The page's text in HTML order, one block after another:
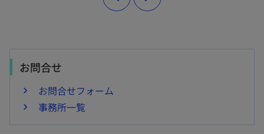
お問合せ
お問合せフォーム
事務所一覧